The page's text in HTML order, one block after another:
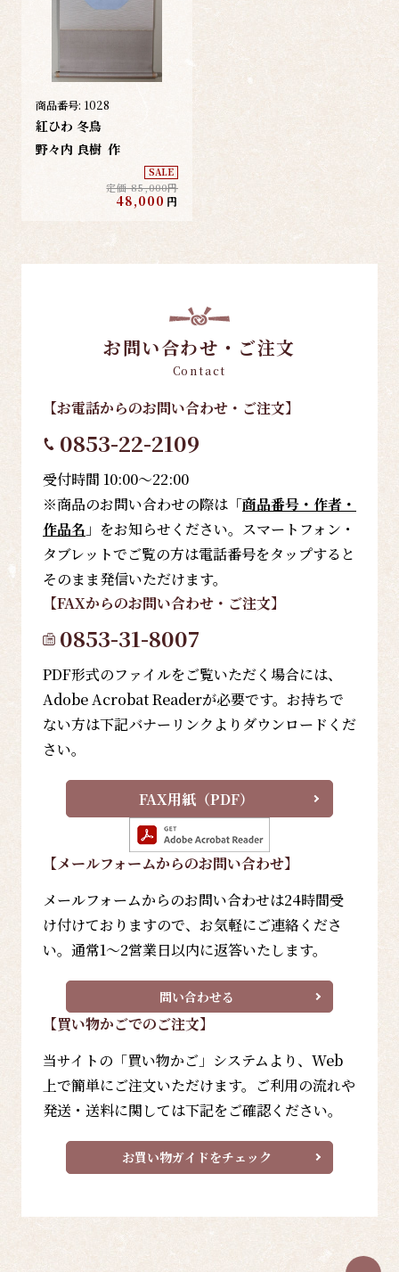
商品番号: 1028
紅ひわ 冬鳥
野々内 良樹 作
SALE
定価 85,000円
48,000 円
お問い合わせ・ご注文
Contact
【お電話からのお問い合わせ・ご注文】
0853-22-2109
受付時間 10:00～22:00
※商品のお問い合わせの際は「商品番号・作者・
作品名 」をお知らせください。スマートフォン・
タブレットでご覧の方は電話番号をタップすると
そのまま発信いただけます。
【FAXからのお問い合わせ・ご注文】
0853-31-8007
PDF形式のファイルをご覧いただく場合には、
Adobe Acrobat Readerが必要です。お持ちで
ない方は下記バナーリンクよりダウンロードくだ
さい。
FAX用紙（PDF）
【メールフォームからのお問い合わせ】
メールフォームからのお問い合わせは24時間受
け付けておりますので、お気軽にご連絡くださ
い。通常1～2営業日以内に返答いたします。
問い合わせる
【買い物かごでのご注文】
当サイトの「買い物かご」システムより、Web
上で簡単にご注文いただけます。ご利用の流れや
発送・送料に関しては下記をご確認ください。
お買い物ガイドをチェック